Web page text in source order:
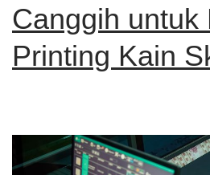
Canggih untuk
Printing Kain